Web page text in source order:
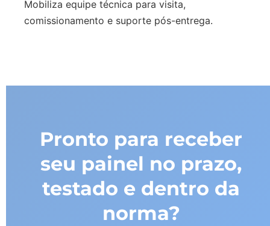
Mobiliza equipe técnica para visita,
comissionamento e suporte pós-entrega.
Pronto para receber
seu painel no prazo,
testado e dentro da
norma?